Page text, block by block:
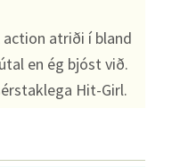
action atriði í bland
en ég bjóst við.
Hit-Girl.